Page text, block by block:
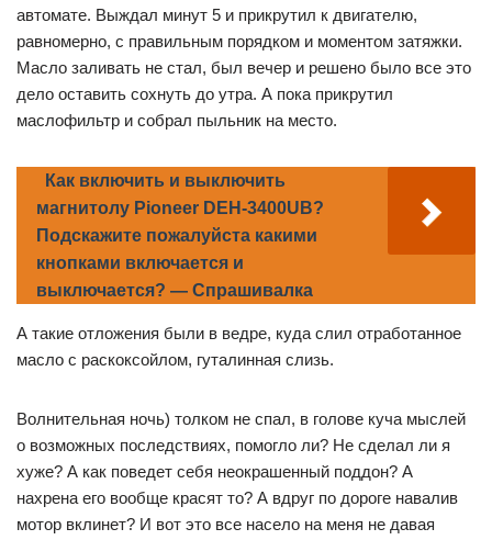
автомате. Выждал минут 5 и прикрутил к двигателю,
равномерно, с правильным порядком и моментом затяжки.
Масло заливать не стал, был вечер и решено было все это
дело оставить сохнуть до утра. А пока прикрутил
маслофильтр и собрал пыльник на место.
Как включить и выключить
магнитолу Pioneer DEH-3400UB?
Подскажите пожалуйста какими
кнопками включается и
выключается? — Спрашивалка
А такие отложения были в ведре, куда слил отработанное
масло с раскоксойлом, гуталинная слизь.
Волнительная ночь) толком не спал, в голове куча мыслей
о возможных последствиях, помогло ли? Не сделал ли я
хуже? А как поведет себя неокрашенный поддон? А
нахрена его вообще красят то? А вдруг по дороге навалив
мотор вклинет? И вот это все насело на меня не давая